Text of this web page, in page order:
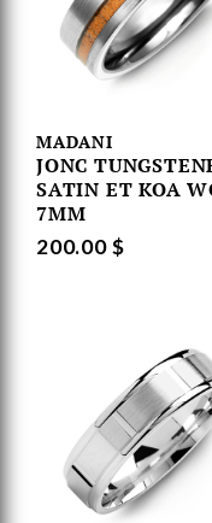
MADANI
JONC
SATIN ET KOA
7MM
200.00 $